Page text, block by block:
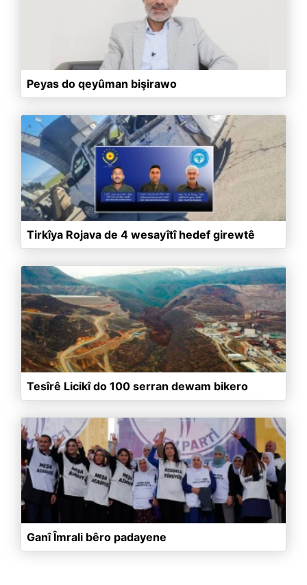
Peyas do qeyûman bişirawo
Tirkîya Rojava de 4 wesayîtî hedef girewtê
Tesîrê Licikî do 100 serran dewam bikero
Ganî Îmrali bêro padayene